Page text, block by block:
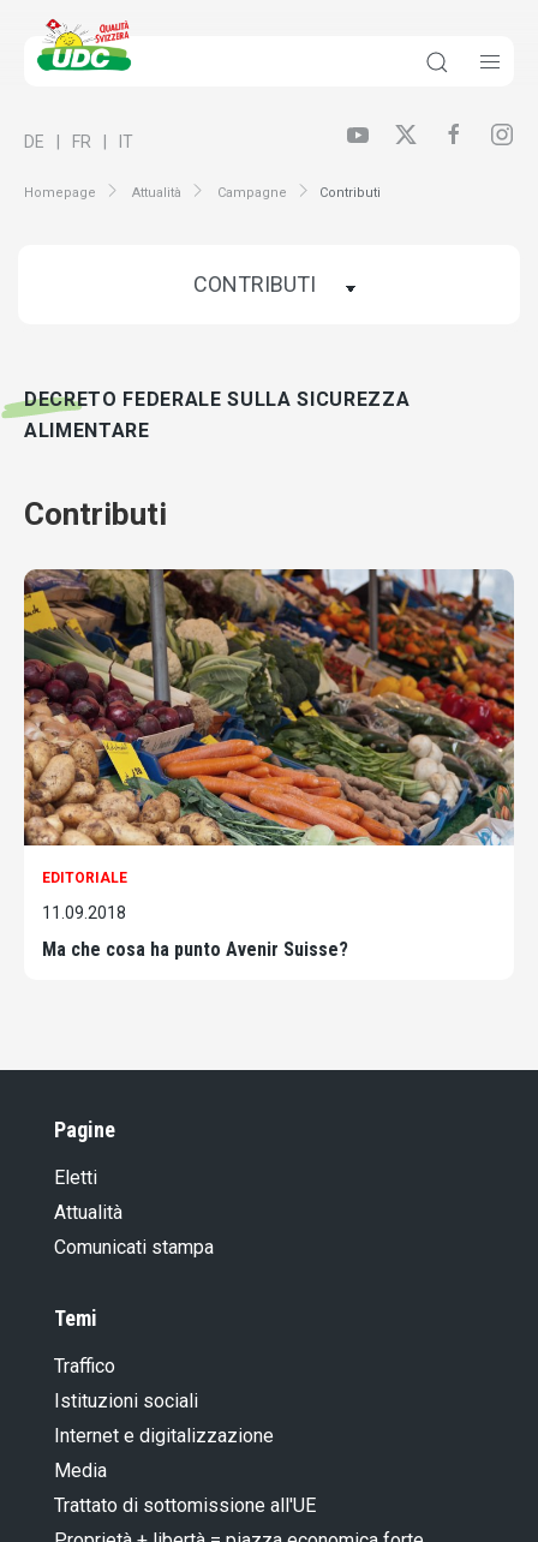
Homepage Attualità Campagne Contributi
DE FR IT
DECRETO FEDERALE SULLA SICUREZZA
ALIMENTARE
Contributi
EDITORIALE
11.09.2018
Ma che cosa ha punto Avenir Suisse?
Pagine
Eletti
Attualità
Comunicati stampa
Temi
Traffico
Istituzioni sociali
Internet e digitalizzazione
Media
Trattato di sottomissione all'UE